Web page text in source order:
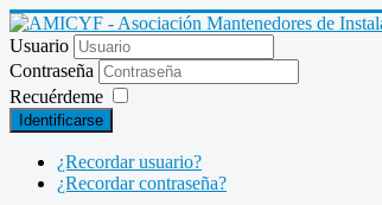
Usuario
Contraseña
Recuérdeme
Identificarse
¿Recordar usuario?
¿Recordar contraseña?